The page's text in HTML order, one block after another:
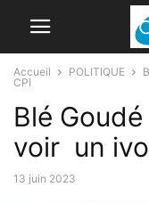
Accueil POLITIQUE
CPI
Blé
voir un
13 juin 2023